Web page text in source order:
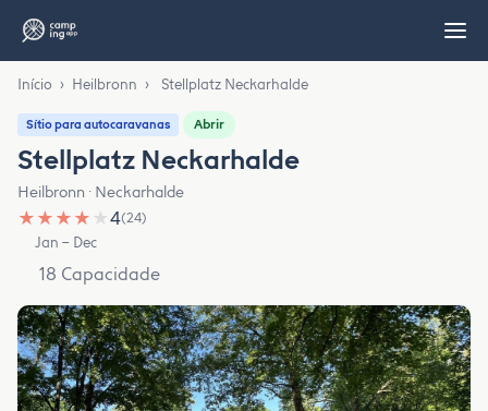
Início › Heilbronn › Stellplatz Neckarhalde
Sítio para autocaravanas Abrir
Stellplatz Neckarhalde
Heilbronn · Neckarhalde
★ ★ ★ ★ ★4(24)
Jan – Dec
18 Capacidade